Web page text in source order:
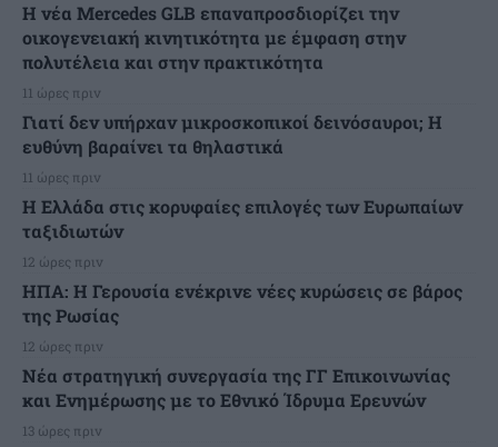
Η νέα Mercedes GLB επαναπροσδιορίζει την
οικογενειακή κινητικότητα με έμφαση στην
πολυτέλεια και στην πρακτικότητα
11 ώρες πριν
Γιατί δεν υπήρχαν μικροσκοπικοί δεινόσαυροι; Η
ευθύνη βαραίνει τα θηλαστικά
11 ώρες πριν
Η Ελλάδα στις κορυφαίες επιλογές των Ευρωπαίων
ταξιδιωτών
12 ώρες πριν
ΗΠΑ: Η Γερουσία ενέκρινε νέες κυρώσεις σε βάρος
της Ρωσίας
12 ώρες πριν
Νέα στρατηγική συνεργασία της ΓΓ Επικοινωνίας
και Ενημέρωσης με το Εθνικό Ίδρυμα Ερευνών
13 ώρες πριν